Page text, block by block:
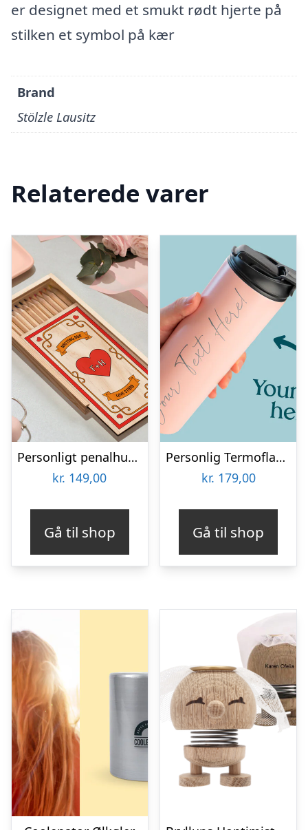
er designet med et smukt rødt hjerte på
stilken et symbol på kær
Brand
Stölzle Lausitz
Relaterede varer
Personligt penalhus med Retrodesign
kr. 149,00
Gå til shop
Personlig Termoflaske med Sugrør & Tekst – 600 ml
kr. 179,00
Gå til shop